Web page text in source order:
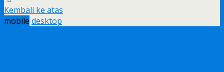
Kembali ke atas
mobile desktop